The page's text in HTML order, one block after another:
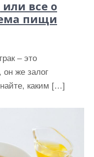
все о
пищи
– это
он же залог
каким […]